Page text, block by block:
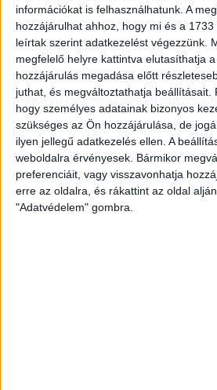
információkat is felhasználhatunk. A
hozzájárulhat ahhoz, hogy mi és a
leírtak szerint adatkezelést végezzünk.
megfelelő helyre kattintva elutasíthatja
hozzájárulás megadása előtt
juthat, és megváltoztathatja beállításait.
hogy személyes adatainak bizonyos
szükséges az Ön hozzájárulása, de
ilyen jellegű adatkezelés ellen. A
weboldalra érvényesek. Bármikor
preferenciáit, vagy visszavonhatja
erre az oldalra, és rákattint az oldal
"Adatvédelem" gombra.
2,995 Ft/ db
Részletek
Könyv